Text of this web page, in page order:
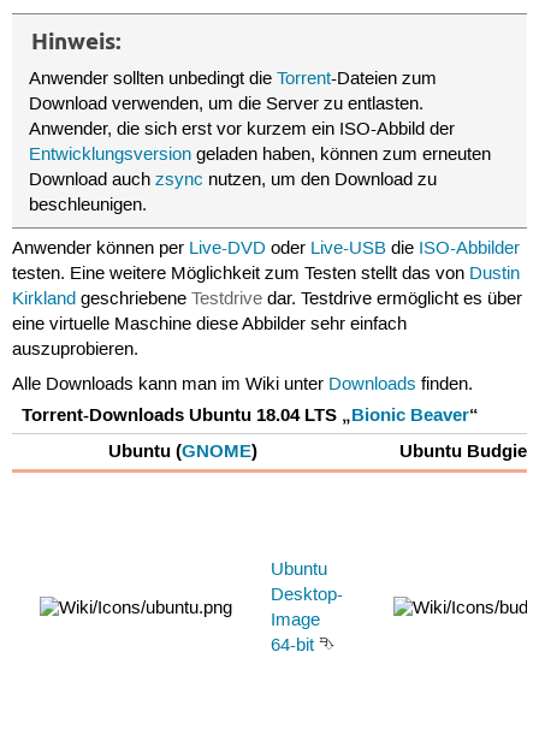
Hinweis:
Anwender sollten unbedingt dieTorrent-Dateien zum
Download verwenden, um die Server zu entlasten.
Anwender, die sich erst vor kurzem ein ISO-Abbild der
Entwicklungsversion geladen haben, können zum erneuten
Download auchzsync nutzen, um den Download zu
beschleunigen.
Anwender können per Live-DVD oder Live-USBdie ISO-Abbilder
testen. Eine weitere Möglichkeit zum Testen stellt das von Dustin
Kirklandgeschriebene Testdrivedar. Testdrive ermöglicht es über
eine virtuelle Maschine diese Abbilder sehr einfach
auszuprobieren.
Alle Downloads kann man im Wiki unter Downloads finden.
Torrent-Downloads Ubuntu 18.04 LTS „Bionic Beaver“
Ubuntu (GNOME) Ubuntu Budgie (
Ubuntu
Desktop-
Image
64-bit ⮷